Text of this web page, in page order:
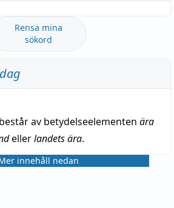
Rensa mina
sökord
av betydelseelementen ära
ellerlandets ära.
innehåll nedan